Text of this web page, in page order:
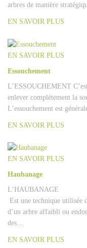
arbres de manière
EN SAVOIR PLUS
EN SAVOIR PLUS
Essouchement
L’ESSOUCHEMENT
enlever complètement la
L’essouchement est
EN SAVOIR PLUS
EN SAVOIR PLUS
Haubanage
L’HAUBANAGE
Est une technique utilisée
d’un arbre affaibli ou
des…
EN SAVOIR PLUS